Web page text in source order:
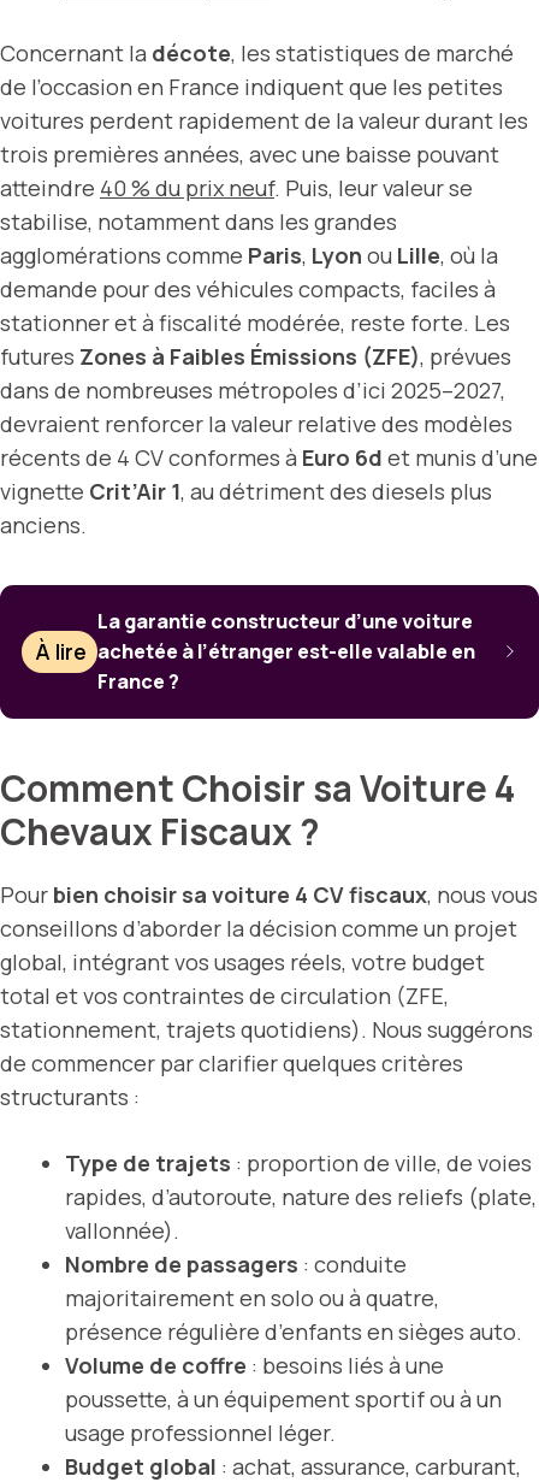
Concernant la décote, les statistiques de marché
de l’occasion en France indiquent que les petites
voitures perdent rapidement de la valeur durant les
trois premières années, avec une baisse pouvant
atteindre 40 % du prix neuf. Puis, leur valeur se
stabilise, notamment dans les grandes
agglomérations comme Paris, Lyon ou Lille, où la
demande pour des véhicules compacts, faciles à
stationner et à fiscalité modérée, reste forte. Les
futures Zones à Faibles Émissions (ZFE), prévues
dans de nombreuses métropoles d’ici 2025–2027,
devraient renforcer la valeur relative des modèles
récents de 4 CV conformes à Euro 6d et munis d’une
vignette Crit’Air 1, au détriment des diesels plus
anciens.
À lire
La garantie constructeur d’une voiture
achetée à l’étranger est-elle valable en
France ?
Comment Choisir sa Voiture 4
Chevaux Fiscaux ?
Pour bien choisir sa voiture 4 CV fiscaux, nous vous
conseillons d’aborder la décision comme un projet
global, intégrant vos usages réels, votre budget
total et vos contraintes de circulation (ZFE,
stationnement, trajets quotidiens). Nous suggérons
de commencer par clarifier quelques critères
structurants :
Type de trajets : proportion de ville, de voies
rapides, d’autoroute, nature des reliefs (plate,
vallonnée).
Nombre de passagers : conduite
majoritairement en solo ou à quatre,
présence régulière d’enfants en sièges auto.
Volume de coffre : besoins liés à une
poussette, à un équipement sportif ou à un
usage professionnel léger.
Budget global : achat, assurance, carburant,